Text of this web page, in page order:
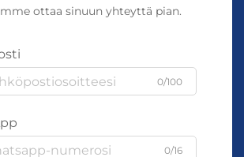
ottaa sinuun yhteyttä pian.
0/100
0/16